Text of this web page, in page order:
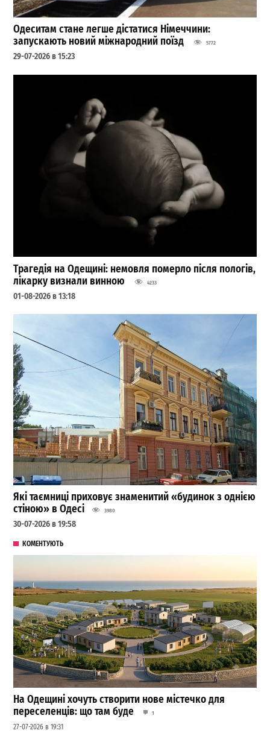
Одеситам стане легше дістатися Німеччини:
запускають новий міжнародний поїзд
5772
29-07-2026 в 15:23
Трагедія на Одещині: немовля померло після пологів,
лікарку визнали винною
4233
01-08-2026 в 13:18
Які таємниці приховує знаменитий «будинок з однією
стіною» в Одесі
3980
30-07-2026 в 19:58
КОМЕНТУЮТЬ
На Одещині хочуть створити нове містечко для
переселенців: що там буде
1
27-07-2026 в 19:31